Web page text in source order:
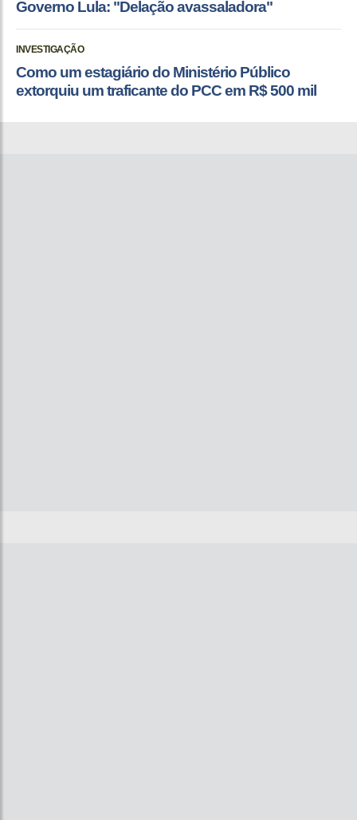
Governo Lula: "Delação avassaladora"
INVESTIGAÇÃO
Como um estagiário do Ministério Público
extorquiu um traficante do PCC em R$ 500 mil